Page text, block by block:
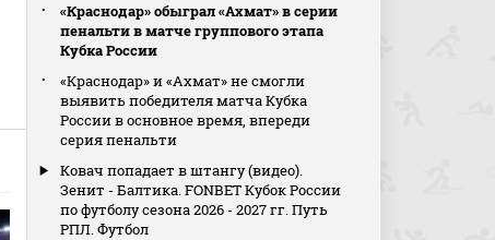
«Краснодар» обыграл «Ахмат» в серии
пенальти в матче группового этапа
Кубка России
«Краснодар» и «Ахмат» не смогли
выявить победителя матча Кубка
России в основное время, впереди
серия пенальти
Ковач попадает в штангу (видео).
Зенит - Балтика. FONBET Кубок России
по футболу сезона 2026 - 2027 гг. Путь
РПЛ. Футбол